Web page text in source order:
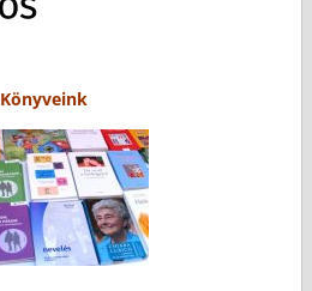
Könyveink